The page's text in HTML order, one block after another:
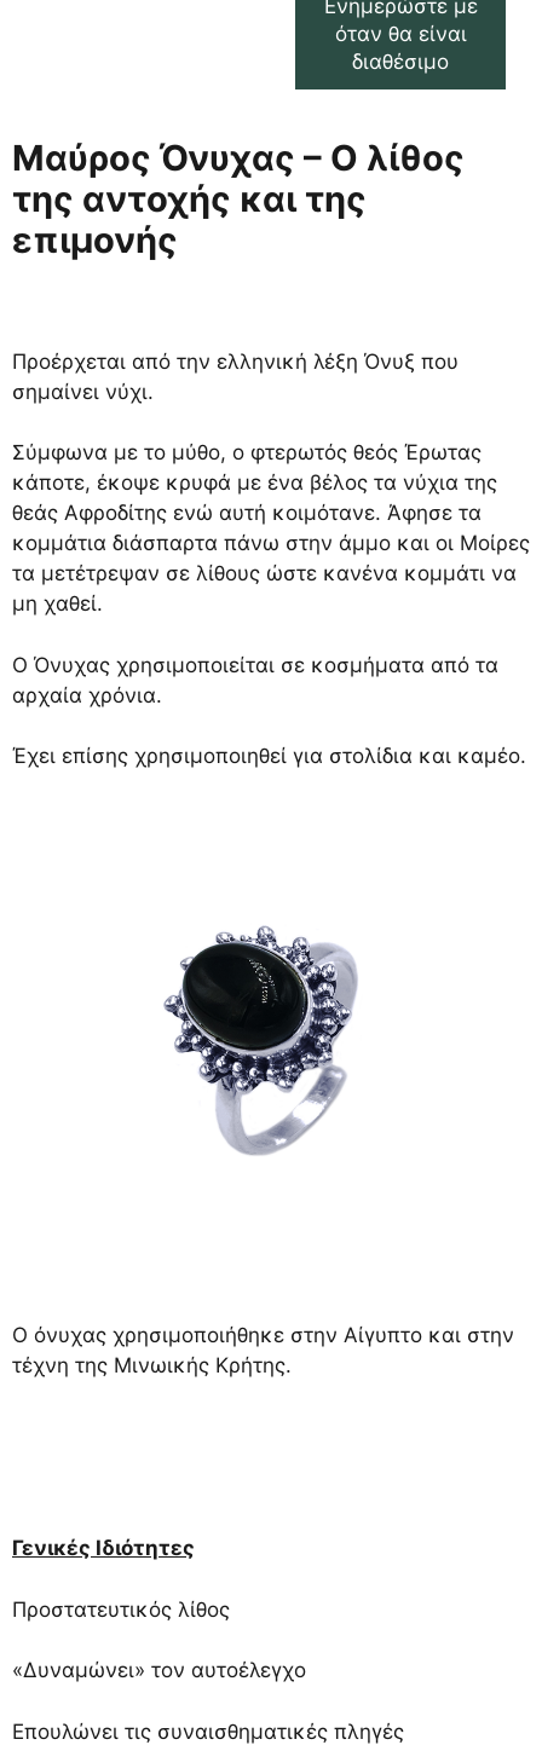
Ενημερώστε με
όταν θα είναι
διαθέσιμο
Μαύρος Όνυχας – Ο λίθος
της αντοχής και της
επιμονής
Προέρχεται από την ελληνική λέξη Όνυξ που
σημαίνει νύχι.
Σύμφωνα με το μύθο, ο φτερωτός θεός Έρωτας
κάποτε, έκοψε κρυφά με ένα βέλος τα νύχια της
θεάς Αφροδίτης ενώ αυτή κοιμότανε. Άφησε τα
κομμάτια διάσπαρτα πάνω στην άμμο και οι Μοίρες
τα μετέτρεψαν σε λίθους ώστε κανένα κομμάτι να
μη χαθεί.
Ο Όνυχας χρησιμοποιείται σε κοσμήματα από τα
αρχαία χρόνια.
Έχει επίσης χρησιμοποιηθεί για στολίδια και καμέο.
Ο όνυχας χρησιμοποιήθηκε στην Αίγυπτο και στην
τέχνη της Μινωικής Κρήτης.
Γενικές Ιδιότητες
Προστατευτικός λίθος
«Δυναμώνει» τον αυτοέλεγχο
Επουλώνει τις συναισθηματικές πληγές